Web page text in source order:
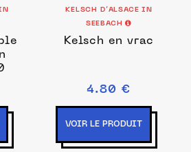
KELSCH D’ALSACE IN
SEEBACH
Kelsch en vrac
4.80 €
VOIR LE PRODUIT